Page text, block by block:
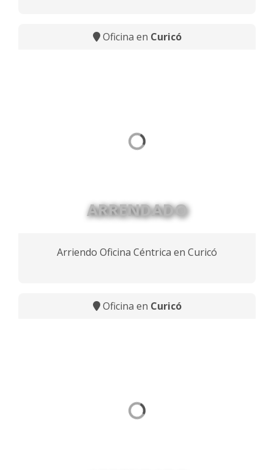
Oficina en Curicó
ARRENDADO
Arriendo Oficina Céntrica en Curicó
Oficina en Curicó